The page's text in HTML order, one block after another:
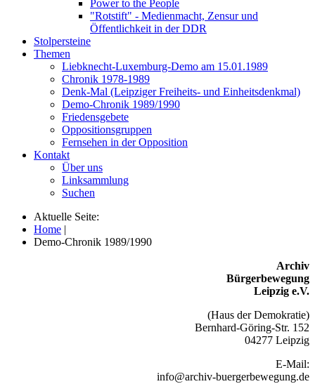
Power to the People
"Rotstift" - Medienmacht, Zensur und
Öffentlichkeit in der DDR
Stolpersteine
Themen
Liebknecht-Luxemburg-Demo am 15.01.1989
Chronik 1978-1989
Denk-Mal (Leipziger Freiheits- und Einheitsdenkmal)
Demo-Chronik 1989/1990
Friedensgebete
Oppositionsgruppen
Fernsehen in der Opposition
Kontakt
Über uns
Linksammlung
Suchen
Aktuelle Seite:
Home |
Demo-Chronik 1989/1990
Archiv
Bürgerbewegung
Leipzig e.V.
(Haus der Demokratie)
Bernhard-Göring-Str. 152
04277 Leipzig
E-Mail:
info@archiv-buergerbewegung.de